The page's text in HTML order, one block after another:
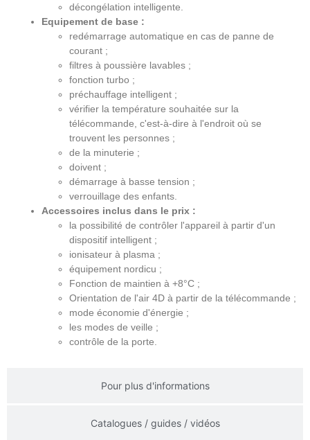
Pour plus d'informations
Catalogues / guides / vidéos
décongélation intelligente.
Equipement de base :
redémarrage automatique en cas de panne de
courant ;
filtres à poussière lavables ;
fonction turbo ;
préchauffage intelligent ;
vérifier la température souhaitée sur la
télécommande, c'est-à-dire à l'endroit où se
trouvent les personnes ;
de la minuterie ;
doivent ;
démarrage à basse tension ;
verrouillage des enfants.
Accessoires inclus dans le prix :
la possibilité de contrôler l'appareil à partir d'un
dispositif intelligent ;
ionisateur à plasma ;
équipement nordicu ;
Fonction de maintien à +8°C ;
Orientation de l'air 4D à partir de la télécommande ;
mode économie d'énergie ;
les modes de veille ;
contrôle de la porte.